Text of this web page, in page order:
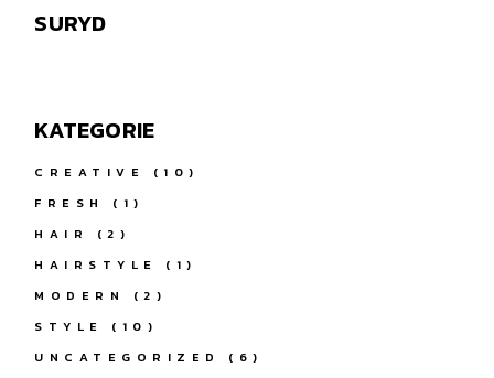
SURYD
KATEGORIE
CREATIVE
(10)
FRESH
(1)
HAIR
(2)
HAIRSTYLE
(1)
MODERN
(2)
STYLE
(10)
UNCATEGORIZED
(6)